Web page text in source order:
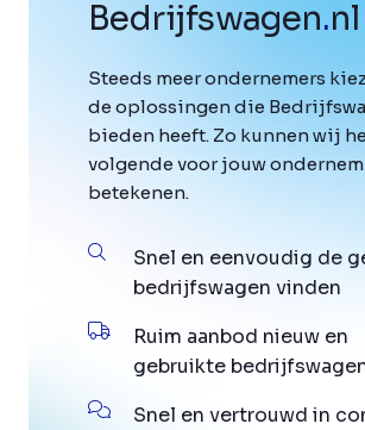
Bedrijfswagen.nl
Steeds meer ondernemers
de oplossingen die
bieden heeft. Zo kunnen wij
volgende voor jouw
betekenen.
Snel en eenvoudig de
bedrijfswagen vinden
Ruim aanbod nieuw en
gebruikte
Snel en vertrouwd in